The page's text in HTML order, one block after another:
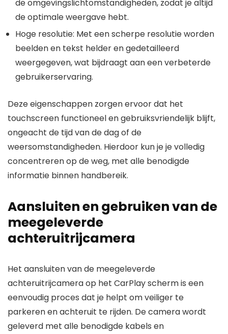
de omgevingslichtomstandigheden, zodat je altijd
de optimale weergave hebt.
Hoge resolutie: Met een scherpe resolutie worden
beelden en tekst helder en gedetailleerd
weergegeven, wat bijdraagt aan een verbeterde
gebruikerservaring.
Deze eigenschappen zorgen ervoor dat het
touchscreen functioneel en gebruiksvriendelijk blijft,
ongeacht de tijd van de dag of de
weersomstandigheden. Hierdoor kun je je volledig
concentreren op de weg, met alle benodigde
informatie binnen handbereik.
Aansluiten en gebruiken van de
meegeleverde
achteruitrijcamera
Het aansluiten van de meegeleverde
achteruitrijcamera op het CarPlay scherm is een
eenvoudig proces dat je helpt om veiliger te
parkeren en achteruit te rijden. De camera wordt
geleverd met alle benodigde kabels en